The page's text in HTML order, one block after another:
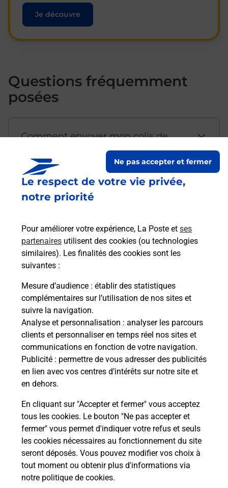
Le respect de votre vie privée,
notre priorité
Pour améliorer votre expérience, La Poste et ses
partenaires utilisent des cookies (ou technologies
similaires). Les finalités des cookies sont les
suivantes :
Mesure d’audience : établir des statistiques
complémentaires sur l’utilisation de nos sites et
suivre la navigation.
Analyse et personnalisation : analyser les parcours
clients et personnaliser en temps réel nos sites et
communications en fonction de votre navigation.
Publicité : permettre de vous adresser des publicités
en lien avec vos centres d’intérêts sur notre site et
en dehors.
En cliquant sur "Accepter et fermer" vous acceptez
tous les cookies. Le bouton "Ne pas accepter et
fermer" vous permet d'indiquer votre refus et seuls
les cookies nécessaires au fonctionnement du site
seront déposés. Vous pouvez modifier vos choix à
tout moment ou obtenir plus d'informations via
notre politique de cookies.
Ne pas accepter et fermer
Je découvre
Questions fréquemment
posées
Comment envoyer mon colis de
Est-il possible d’acheter un
emballage directement depuis un
Comment demander une
modification de livraison ?
Comment La Poste participe-t-elle
à votre sécurité au quotidien ?
Puis-je passer mon code de la route
avec La Poste et sous quelles
conditions ?
Localiser Liste Doubs BOUJAILLES